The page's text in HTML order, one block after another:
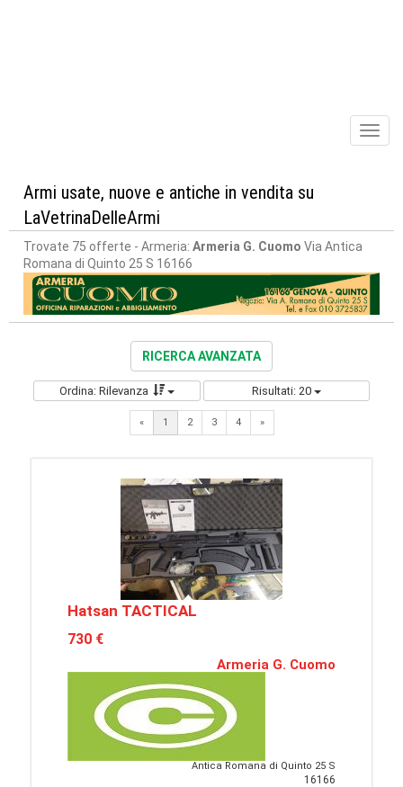
Armi usate, nuove e antiche in vendita su
LaVetrinaDelleArmi
Trovate 75 offerte - Armeria: Armeria G. Cuomo Via Antica
Romana di Quinto 25 S 16166
RICERCA AVANZATA
Ordina: Rilevanza Risultati: 20
« 1 2 3 4 »Next
Hatsan TACTICAL
730 €
Armeria G. Cuomo
Antica Romana di Quinto 25 S
16166